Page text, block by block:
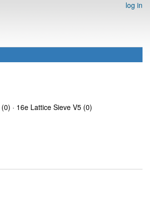
log in
(0) · 16e Lattice Sieve V5 (0)